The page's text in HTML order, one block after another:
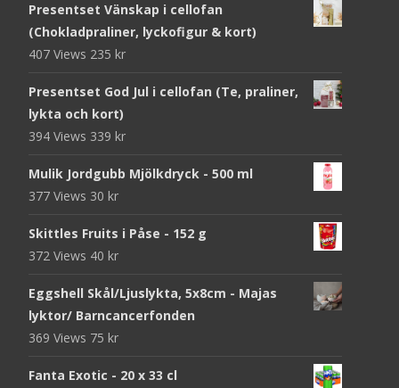
Presentset Vänskap i cellofan
(Chokladpraliner, lyckofigur & kort)
407 Views 235 kr
Presentset God Jul i cellofan (Te, praliner,
lykta och kort)
394 Views 339 kr
Mulik Jordgubb Mjölkdryck - 500 ml
377 Views 30 kr
Skittles Fruits i Påse - 152 g
372 Views 40 kr
Eggshell Skål/Ljuslykta, 5x8cm - Majas
lyktor/ Barncancerfonden
369 Views 75 kr
Fanta Exotic - 20 x 33 cl